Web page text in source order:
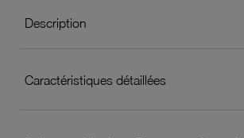
Description
Caractéristiques détaillées